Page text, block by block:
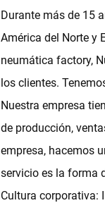
Durante más de 15
América del Norte y
neumática factory,
los clientes.
Nuestra empresa
de producción,
empresa, hacemos
servicio es la forma
Cultura corporativa: